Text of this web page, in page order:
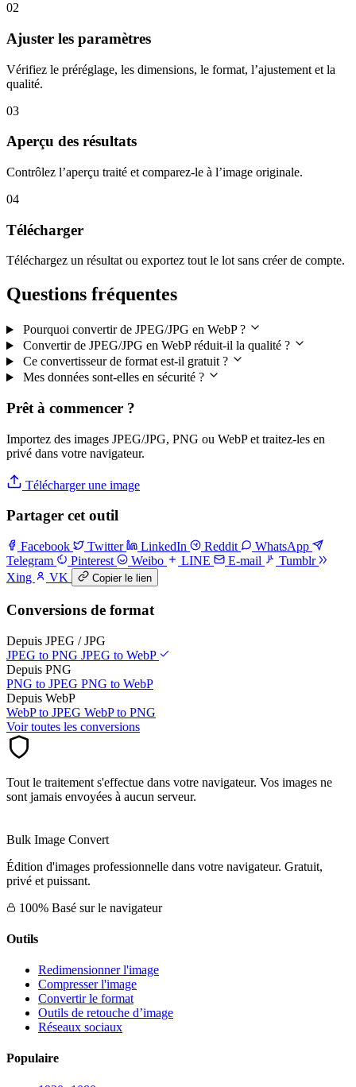
02
Ajuster les paramètres
Vérifiez le préréglage, les dimensions, le format, l’ajustement et la
qualité.
03
Aperçu des résultats
Contrôlez l’aperçu traité et comparez-le à l’image originale.
04
Télécharger
Téléchargez un résultat ou exportez tout le lot sans créer de compte.
Questions fréquentes
Pourquoi convertir de JPEG/JPG en WebP ?
Convertir de JPEG/JPG en WebP réduit-il la qualité ?
Ce convertisseur de format est-il gratuit ?
Mes données sont-elles en sécurité ?
Prêt à commencer ?
Importez des images JPEG/JPG, PNG ou WebP et traitez-les en
privé dans votre navigateur.
Télécharger une image
Partager cet outil
Facebook Twitter LinkedIn Reddit
WhatsApp
Telegram
Pinterest Weibo LINE E-mail
Tumblr
Xing
VK Copier le lien
Conversions de format
Depuis JPEG / JPG
JPEG to PNG JPEG to WebP
Depuis PNG
PNG to JPEG PNG to WebP
Depuis WebP
WebP to JPEG WebP to PNG
Voir toutes les conversions
Tout le traitement s'effectue dans votre navigateur. Vos images ne
sont jamais envoyées à aucun serveur.
Bulk Image Convert
Édition d'images professionnelle dans votre navigateur. Gratuit,
privé et puissant.
100% Basé sur le navigateur
Outils
Redimensionner l'image
Compresser l'image
Convertir le format
Outils de retouche d’image
Réseaux sociaux
Populaire